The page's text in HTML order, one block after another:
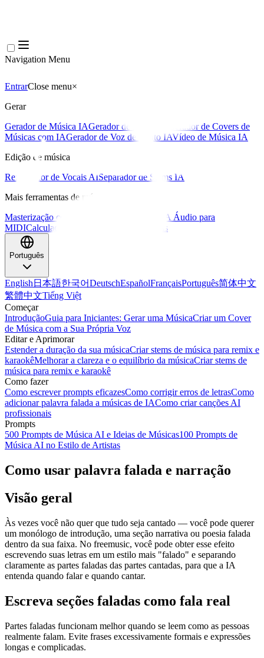
Navigation Menu
EntrarClose menu×
Gerar
Gerador de Música IAGerador de Letras IA
Gerador de Covers de
Músicas com IAGerador de Voz de Canto IAVídeo de Música IA
Edição de música
Removedor de Vocais AISeparador de Stems IA
Mais ferramentas de música
Masterização com IA
IA Áudio para
MIDICalculadora de BPM Mais ferramentas
Português
English 日本語한국어DeutschEspañolFrançaisPortuguês简体中文
繁體中文Tiếng Việt
Começar
IntroduçãoGuia para Iniciantes: Gerar uma MúsicaCriar um Cover
de Música com a Sua Própria Voz
Editar e Aprimorar
Estender a duração da sua músicaCriar stems de música para remix e
karaokêMelhorar a clareza e o equilíbrio da músicaCriar stems de
música para remix e karaokê
Como fazer
Como escrever prompts eficazesComo corrigir erros de letrasComo
adicionar palavra falada a músicas de IAComo criar canções AI
profissionais
Prompts
500 Prompts de Música AI e Ideias de Músicas100 Prompts de
Música AI no Estilo de Artistas
Como usar palavra falada e narração
Visão geral
Às vezes você não quer que tudo seja cantado — você pode querer
um monólogo de introdução, uma seção narrativa ou poesia falada
dentro da sua faixa. No freemusic, você pode obter esse efeito
escrevendo suas letras em um estilo mais "falado" e separando
claramente as partes faladas das partes cantadas, para que a IA
entenda quando falar e quando cantar.
Escreva seções faladas como fala real
Partes faladas funcionam melhor quando se leem como as pessoas
realmente falam. Evite frases excessivamente formais e expressões
longas e complicadas.